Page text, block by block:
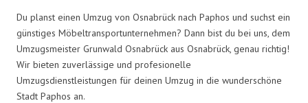
Du planst einen Umzug von Osnabrück nach Paphos und suchst ein
günstiges Möbeltransportunternehmen? Dann bist du bei uns, dem
Umzugsmeister Grunwald Osnabrück aus Osnabrück, genau richtig!
Wir bieten zuverlässige und profesionelle
Umzugsdienstleistungen für deinen Umzug in die wunderschöne
Stadt Paphos an.